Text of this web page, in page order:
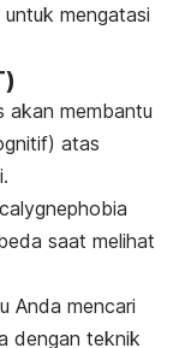
mengatasi
akan membantu
atas
calygnephobia
saat melihat
Anda mencari
dengan teknik